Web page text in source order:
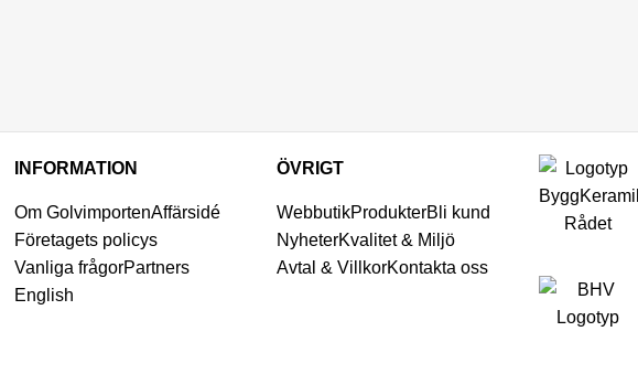
INFORMATION
Om GolvimportenAffärsidé
Företagets policys
Vanliga frågorPartners
English
ÖVRIGT
WebbutikProdukterBli kund
NyheterKvalitet & Miljö
Avtal & VillkorKontakta oss